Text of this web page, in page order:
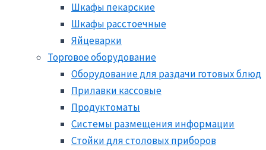
Шкафы пекарские
Шкафы расстоечные
Яйцеварки
Торговое оборудование
Оборудование для раздачи готовых блюд
Прилавки кассовые
Продуктоматы
Системы размещения информации
Стойки для столовых приборов